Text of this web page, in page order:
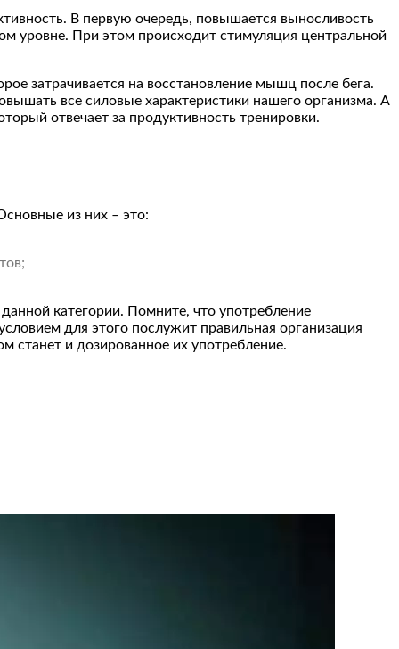
В первую очередь, повышается выносливость
уровне. При этом происходит стимуляция центральной
затрачивается на восстановление мышц после бега.
все силовые характеристики нашего организма. А
отвечает за продуктивность тренировки.
из них – это:
категории. Помните, что употребление
для этого послужит правильная организация
станет и дозированное их употребление.